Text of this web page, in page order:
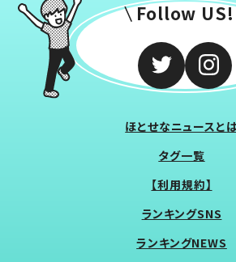
Follow US!
ほとせなニュースと
タグ一覧
【利用規約】
ランキングSNS
ランキングNEWS